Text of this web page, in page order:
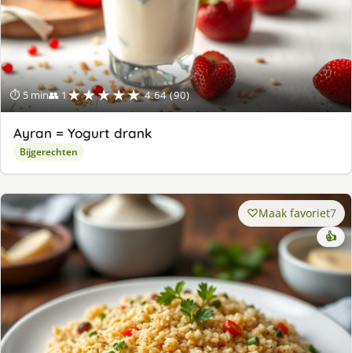
⏱ 5 min👥 1★★★★★ 4.64 (90)
Ayran = Yogurt drank
Bijgerechten
Maak favoriet7
👍